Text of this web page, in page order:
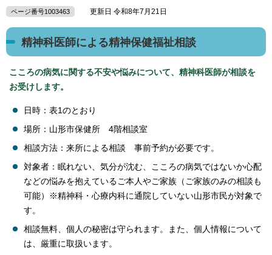
ページ番号1003463 更新日 令和8年7月21日
精神科医師による精神保健福祉相談
こころの病気に関する不安や悩みについて、精神科医師が相談を
お受けします。
日時：表1のとおり
場所：山形市保健所 4階相談室
相談方法：来所による相談 事前予約が必要です。
対象者：眠れない、気分が沈む、こころの病気ではないか心配
などの悩みを抱えているご本人やご家族（ご家族のみの相談も
可能）※精神科・心療内科に通院していない山形市民が対象で
す。
相談無料、個人の秘密は守られます。また、個人情報について
は、厳重に取扱います。